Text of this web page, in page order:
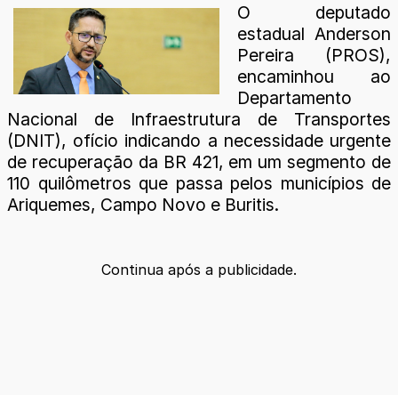
O deputado
estadual Anderson
Pereira (PROS),
encaminhou ao
Departamento
Nacional de Infraestrutura de Transportes
(DNIT), ofício indicando a necessidade urgente
de recuperação da BR 421, em um segmento de
110 quilômetros que passa pelos municípios de
Ariquemes, Campo Novo e Buritis.
Continua após a publicidade.